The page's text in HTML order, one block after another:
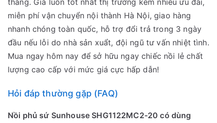
miễn phí vận chuyển nội thành Hà Nội, giao hàng
nhanh chóng toàn quốc, hỗ trợ đổi trả trong 3 ngày
đầu nếu lỗi do nhà sản xuẩt, đội ngũ tư vấn nhiệt tình.
Mua ngay hôm nay để sở hữu ngay chiếc nồi lẻ chất
lượng cao cấp với mức giá cực hấp dẫn!
Hỏi đáp thường gặp (FAQ)
Nồi phủ sứ Sunhouse SHG1122MC2-20 có dùng